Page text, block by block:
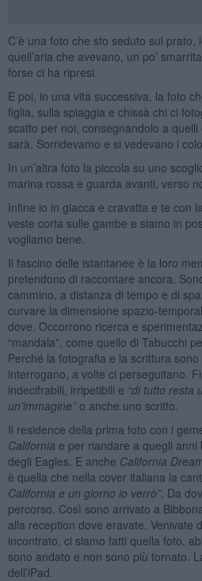
C’è una foto che sto seduto sul
quell’aria che avevano, un po’
forse ci ha ripresi.
E poi, in una vita successiva, la foto
figlia, sulla spiaggia e chissà chi ci
scatto per noi, consegnandolo a
sarà. Sorridevamo e si vedevano i
In un’altra foto la piccola su uno
marina rossa e guarda avanti, verso
Infine io in giacca e cravatta e te con
veste corta sulle gambe e siamo in
vogliamo bene.
Il fascino delle istantanee è la loro
pretendono di raccontare ancora.
cammino, a distanza di tempo e di
curvare la dimensione spazio-
dove. Occorrono ricerca e
“mandala”, come quello di Tabucchi
Perché la fotografia e la scrittura
interrogano, a volte ci perseguitano.
indecifrabili, irripetibili e “di tutto resta
un’immagine” o anche uno scritto.
Il residence della prima foto con i
California e per riandare a quegli
degli Eagles. E anche California
è quella che nella cover italiana la
California e un giorno io verrò”. Da
percorso. Così sono arrivato a
alla reception dove eravate. Venivate
incontrato, ci siamo fatti quella foto,
sono andato e non sono più tornato.
dell’iPad.